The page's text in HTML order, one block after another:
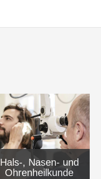
Hals-, Nasen- und
Ohrenheilkunde